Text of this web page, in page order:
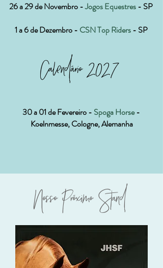
26 a 29 de Novembro -Jogos Equestres- SP
1 a 6 de Dezembro - CSN Top Riders- SP
30 a 01 de Fevereiro - SpogaHorse-
Koelnmesse, Cologne, Alemanha
Calendário 2027
Nosso Próximo Stand